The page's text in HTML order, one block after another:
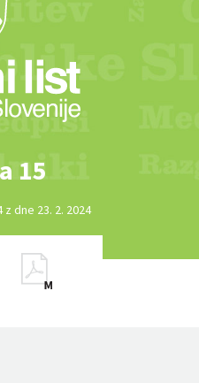
15
dne 23. 2. 2024